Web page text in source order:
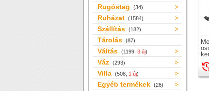
Rugóstag (34)
Ruházat (1584)
Szállítás (182)
Tárolás (87)
Váltás (1199, 3 új)
Váz (293)
Villa (508, 1 új)
Egyéb termékek (26)